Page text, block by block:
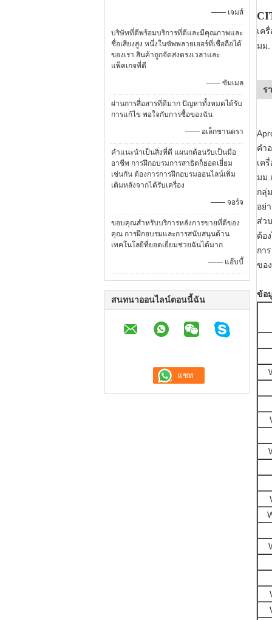
—— เจมส์
บริษัทที่ดีพร้อมบริการที่ดีและมีคุณภาพและ
ชื่อเสียงสูง หนึ่งในซัพพลายเออร์ที่เชื่อถือได้
ของเรา สินค้าถูกจัดส่งตรงเวลาและ
แพ็คเกจที่ดี
—— ซัมเมล
ผ่านการสื่อสารที่ดีมาก ปัญหาทั้งหมดได้รับ
การแก้ไข พอใจกับการซื้อของฉัน
—— อเล็กซานดรา
คำแนะนำเป็นสิ่งที่ดี แผนกต้อนรับเป็นมือ
อาชีพ การฝึกอบรมการสาธิตก็ยอดเยี่ยม
เช่นกัน ต้องการการฝึกอบรมออนไลน์เพิ่ม
เติมหลังจากได้รับเครื่อง
—— จอร์จ
ขอบคุณสำหรับบริการหลังการขายที่ดีของ
คุณ การฝึกอบรมและการสนับสนุนด้าน
เทคโนโลยีที่ยอดเยี่ยมช่วยฉันได้มาก
—— แอ๊บบี้
สนทนาออนไลน์ตอนนี้ฉัน
เค
มม.
ร
คำ
เค
มม
กลุ่
อย่
ส่ว
ต้อ
กา
ขอ
ข้อ